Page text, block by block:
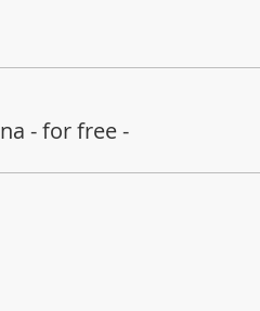
- for free -